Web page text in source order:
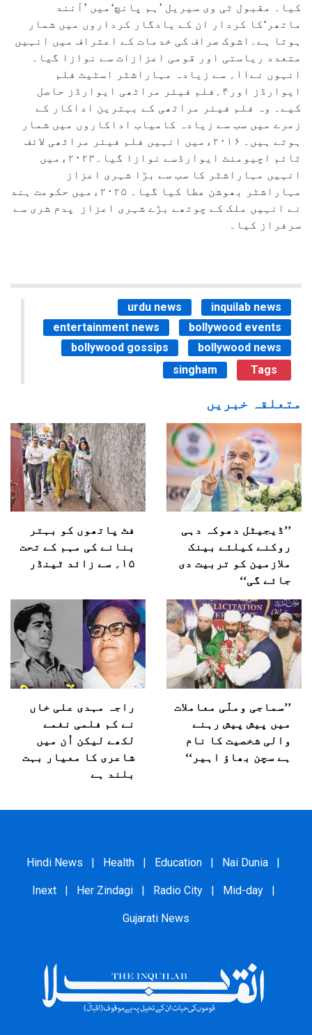
کیا۔ مقبول ٹی وی سیریل ’ہم پانچ‘میں ’آنند
ماتھر‘کا کردار ان کے یادگار کرداروں میں شمار
ہوتا ہے۔اشوک صراف کی خدمات کے اعتراف میں انہیں
متعدد ریاستی اور قومی اعزازات سے نوازا گیا۔
انہوں نے۱۱؍ سے زیادہ مہاراشٹر اسٹیٹ فلم
ایوارڈز اور۴؍فلم فیئر مراٹھی ایوارڈز حاصل
کیے۔ وہ فلم فیئر مراٹھی کے بہترین اداکار کے
زمرے میں سب سے زیادہ کامیاب اداکاروں میں شمار
ہوتے ہیں۔ ۲۰۱۶ءمیں انہیں فلم فیئر مراٹھی لائف
ٹائم اچیومنٹ ایوارڈسے نوازا گیا۔۲۰۲۳ءمیں
انہیں مہاراشٹر کا سب سے بڑا شہری اعزاز
مہاراشٹر بھوشن عطا کیا گیا۔ ۲۰۲۵ءمیں حکومت ہند
نے انہیں ملک کے چوتھے بڑے شہری اعزاز پدم شری سے
سرفراز کیا۔
urdu news
inquilab news
entertainment news
bollywood events
bollywood gossips
bollywood news
singham
Tags
متعلقہ خبریں
’’ڈیجیٹل دھوکہ دہی
روکنے کیلئے بینک
ملازمین کو تربیت دی
جائے گی‘‘
فٹ پاتھوں کو بہتر
بنانے کی مہم کے تحت
۱۵؍ سے زائد ٹینڈر
’’سماجی وملّی معاملات
میں پیش پیش رہنے
والی شخصیت کا نام
ہے سچن بھاؤ اہیر‘‘
راجہ مہدی علی خاں
نے کم فلمی نغمے
لکھے لیکن اُن میں
شاعری کا معیار بہت
بلند ہے
Hindi News | Health | Education | Nai Dunia |
Inext | Her Zindagi | Radio City | Mid-day |
Gujarati News